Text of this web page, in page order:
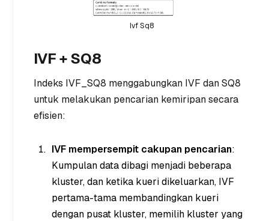
Ivf Sq8
IVF + SQ8
Indeks IVF_SQ8 menggabungkan IVF dan SQ8
untuk melakukan pencarian kemiripan secara
efisien:
IVF mempersempit cakupan pencarian:
Kumpulan data dibagi menjadi beberapa
kluster, dan ketika kueri dikeluarkan, IVF
pertama-tama membandingkan kueri
dengan pusat kluster, memilih kluster yang